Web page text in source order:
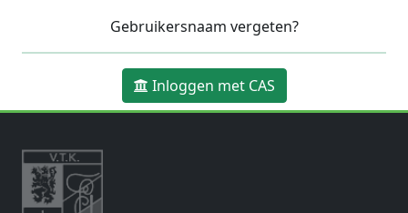
Gebruikersnaam vergeten?
Inloggen met CAS